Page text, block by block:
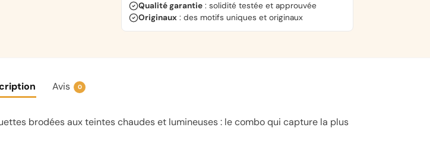
Qualité garantie : solidité testée et approuvée
Originaux : des motifs uniques et originaux
Avis 0
brodées aux teintes chaudes et lumineuses : le combo qui capture la plus